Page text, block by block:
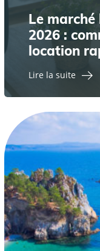
Le
2026 :
location
Lire la suite